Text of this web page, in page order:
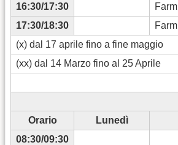
16:30/17:30
17:30/18:30
(x) dal 17 aprile fino a fine maggio
(xx) dal 14 Marzo fino al 25 Aprile
Orario
Lunedì
08:30/09:30